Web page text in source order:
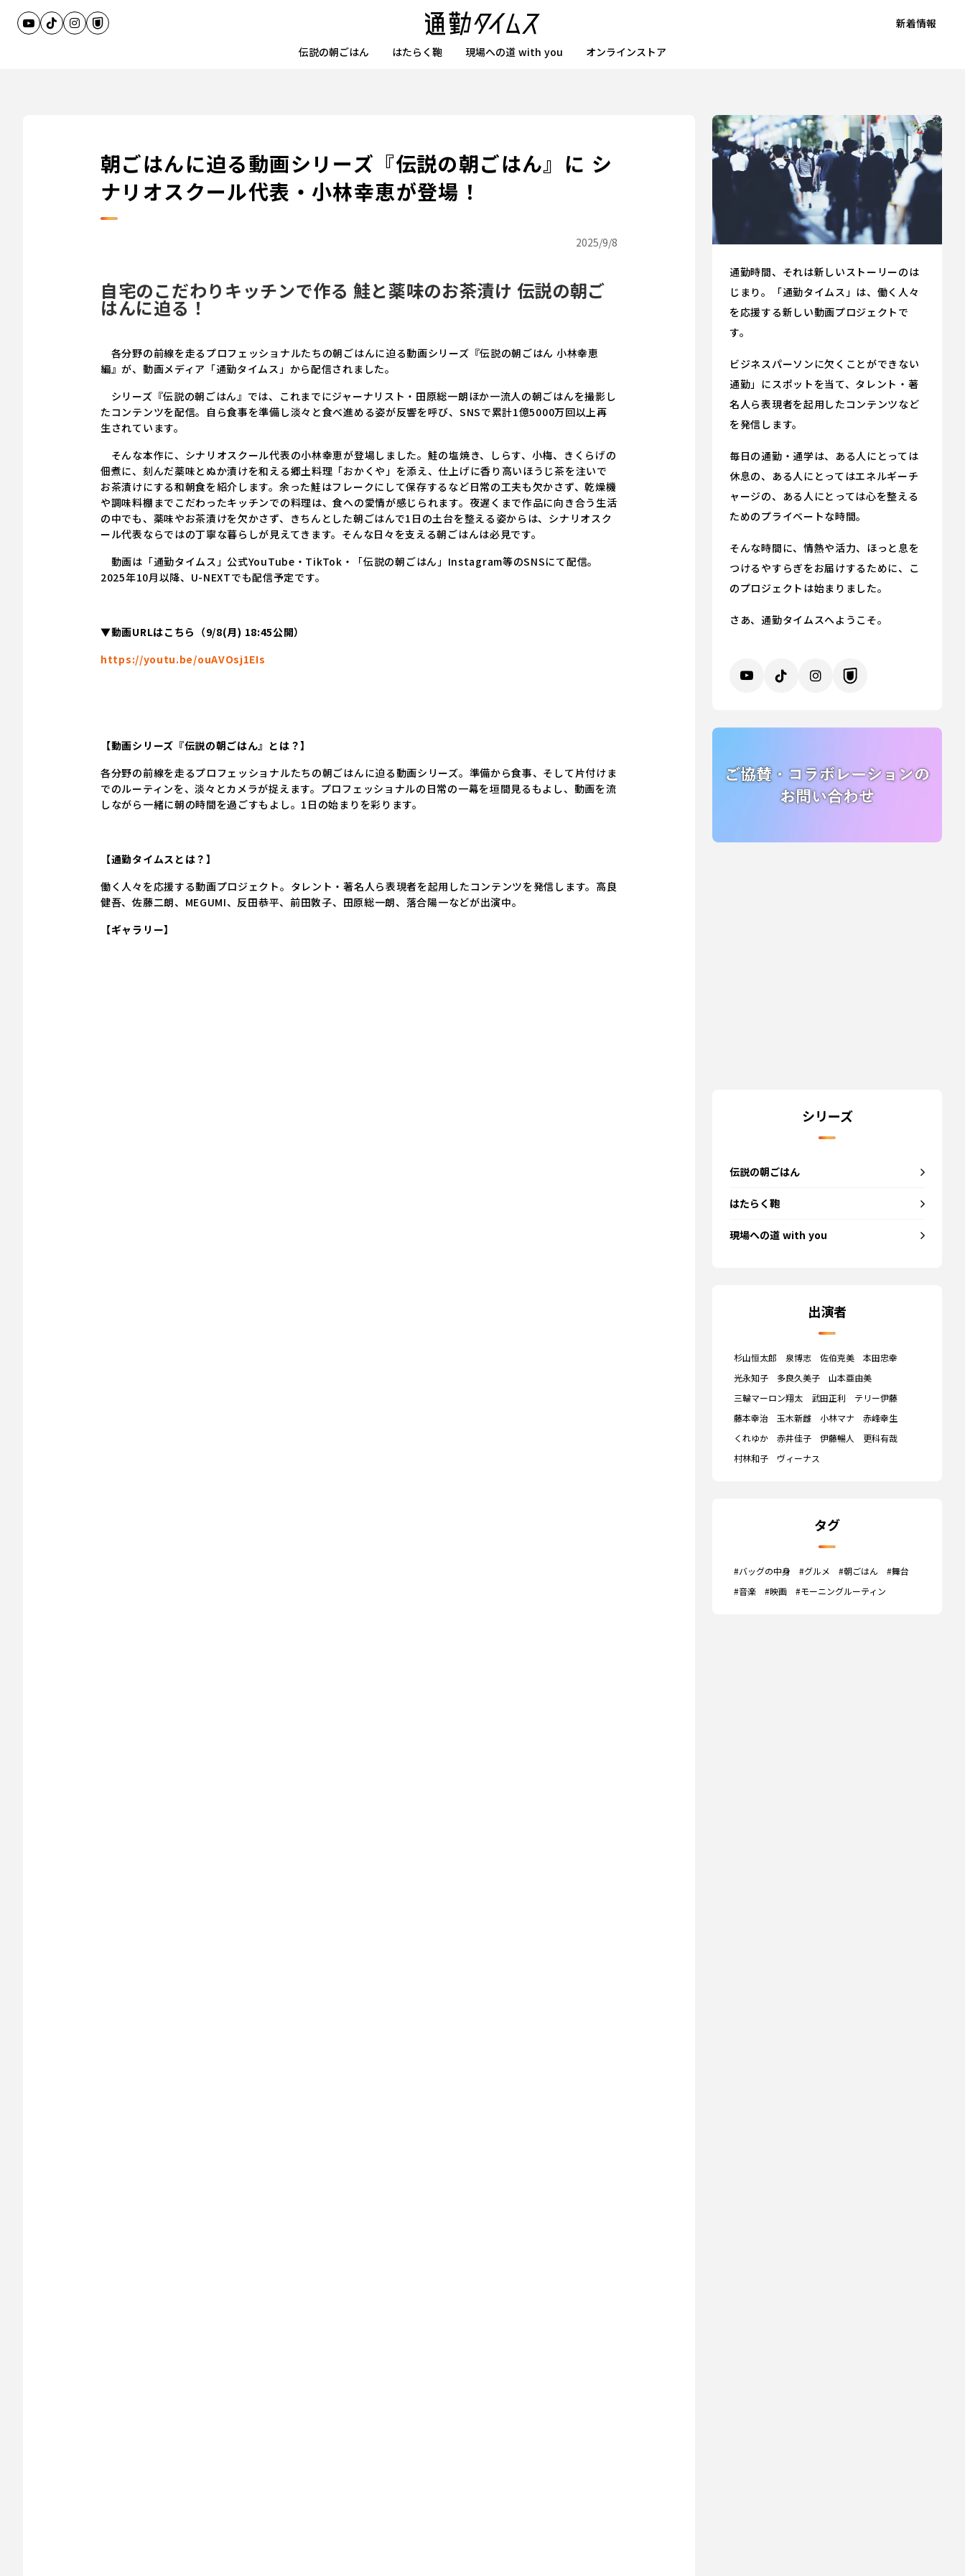
新着情報
伝説の朝ごはん
はたらく鞄 現場への道 with you オンラインストア
朝ごはんに迫る動画シリーズ『伝説の朝ごはん』に シ
ナリオスクール代表・小林幸恵が登場！
2025/9/8
自宅のこだわりキッチンで作る 鮭と薬味のお茶漬け 伝説の朝ご
はんに迫る！
各分野の前線を走るプロフェッショナルたちの朝ごはんに迫る動画シリーズ『伝説の朝ごはん 小林幸恵
編』が、動画メディア「通勤タイムス」から配信されました。
シリーズ『伝説の朝ごはん』では、これまでにジャーナリスト・田原総一朗ほか一流人の朝ごはんを撮影し
たコンテンツを配信。自ら食事を準備し淡々と食べ進める姿が反響を呼び、SNSで累計1億5000万回以上再
生されています。
そんな本作に、シナリオスクール代表の小林幸恵が登場しました。鮭の塩焼き、しらす、小梅、きくらげの
佃煮に、刻んだ薬味とぬか漬けを和える郷土料理「おかくや」を添え、仕上げに香り高いほうじ茶を注いで
お茶漬けにする和朝食を紹介します。余った鮭はフレークにして保存するなど日常の工夫も欠かさず、乾燥機
や調味料棚までこだわったキッチンでの料理は、食への愛情が感じられます。夜遅くまで作品に向き合う生活
の中でも、薬味やお茶漬けを欠かさず、きちんとした朝ごはんで1日の土台を整える姿からは、シナリオスク
ール代表ならではの丁寧な暮らしが見えてきます。そんな日々を支える朝ごはんは必見です。
動画は「通勤タイムス」公式YouTube・TikTok・「伝説の朝ごはん」Instagram等のSNSにて配信。
2025年10月以降、U-NEXTでも配信予定です。
▼動画URLはこちら（9/8(月) 18:45公開）
https://youtu.be/ouAVOsj1EIs
【動画シリーズ『伝説の朝ごはん』とは？】
各分野の前線を走るプロフェッショナルたちの朝ごはんに迫る動画シリーズ。準備から食事、そして片付けま
でのルーティンを、淡々とカメラが捉えます。プロフェッショナルの日常の一幕を垣間見るもよし、動画を流
しながら一緒に朝の時間を過ごすもよし。1日の始まりを彩ります。
【通勤タイムスとは？】
働く人々を応援する動画プロジェクト。タレント・著名人ら表現者を起用したコンテンツを発信します。高良
健吾、佐藤二朗、MEGUMI、反田恭平、前田敦子、田原総一朗、落合陽一などが出演中。
【ギャラリー】
通勤時間、それは新しいストーリーのは
じまり。「通勤タイムス」は、働く人々
を応援する新しい動画プロジェクトで
す。
ビジネスパーソンに欠くことができない
通勤」にスポットを当て、タレント・著
名人ら表現者を起用したコンテンツなど
を発信します。
毎日の通勤・通学は、ある人にとっては
休息の、ある人にとってはエネルギーチ
ャージの、ある人にとっては心を整える
ためのプライベートな時間。
そんな時間に、情熱や活力、ほっと息を
つけるやすらぎをお届けするために、こ
のプロジェクトは始まりました。
さあ、通勤タイムスへようこそ。
シリーズ
伝説の朝ごはん
はたらく鞄
現場への道 with you
出演者
杉山恒太郎 泉博志 佐伯克美
本田忠幸
光永知子
多良久美子
山本亜由美
三輪マーロン翔太
武田正利
テリー伊藤
藤本幸治
玉木新雌 小林マナ
赤峰幸生
くれゆか
赤井佳子 伊藤暢人
更科有哉
村林和子
ヴィーナス
タグ
#バッグの中身 #グルメ #朝ごはん
#舞台
#音楽
#映画 #モーニングルーティン